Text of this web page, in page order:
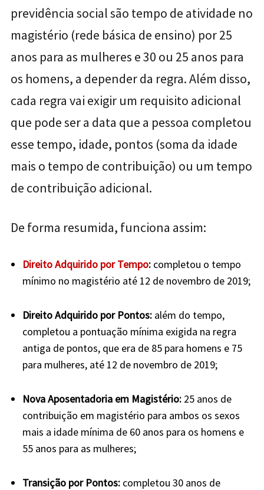
previdência social são tempo de atividade no
magistério (rede básica de ensino) por 25
anos para as mulheres e 30 ou 25 anos para
os homens, a depender da regra. Além disso,
cada regra vai exigir um requisito adicional
que pode ser a data que a pessoa completou
esse tempo, idade, pontos (soma da idade
mais o tempo de contribuição) ou um tempo
de contribuição adicional.
De forma resumida, funciona assim:
Direito Adquirido por Tempo: completou o tempo
mínimo no magistério até 12 de novembro de 2019;
Direito Adquirido por Pontos: além do tempo,
completou a pontuação mínima exigida na regra
antiga de pontos, que era de 85 para homens e 75
para mulheres, até 12 de novembro de 2019;
Nova Aposentadoria em Magistério: 25 anos de
contribuição em magistério para ambos os sexos
mais a idade mínima de 60 anos para os homens e
55 anos para as mulheres;
Transição por Pontos: completou 30 anos de